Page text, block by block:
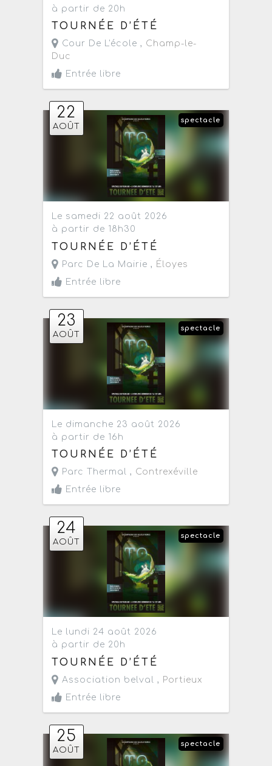
à partir de 20h
TOURNÉE D’ÉTÉ
Cour De L'école , Champ-le-
Duc
Entrée libre
22
AOÛT
spectacle
Le samedi 22 août 2026
à partir de 18h30
TOURNÉE D’ÉTÉ
Parc De La Mairie , Éloyes
Entrée libre
23
AOÛT
spectacle
Le dimanche 23 août 2026
à partir de 16h
TOURNÉE D’ÉTÉ
Parc Thermal , Contrexéville
Entrée libre
24
AOÛT
spectacle
Le lundi 24 août 2026
à partir de 20h
TOURNÉE D’ÉTÉ
Association belval , Portieux
Entrée libre
25
AOÛT
spectacle